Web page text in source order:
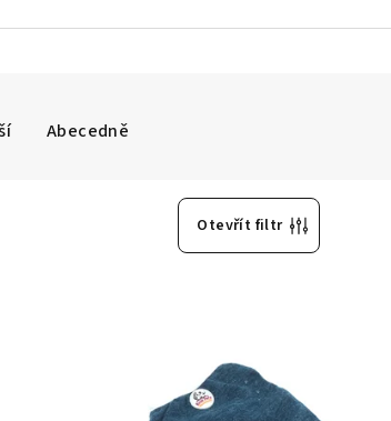
Abecedně
Otevřít filtr